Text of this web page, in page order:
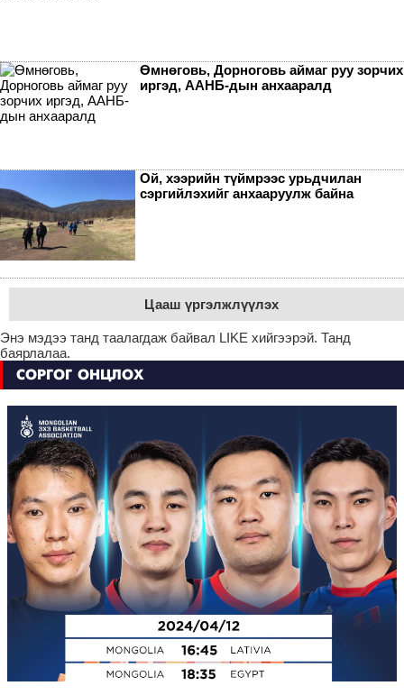
Өмнөговь, Дорноговь аймаг руу зорчих
иргэд, ААНБ-дын анхааралд
Ой, хээрийн түймрээс урьдчилан
сэргийлэхийг анхааруулж байна
Цааш үргэлжлүүлэх
Энэ мэдээ танд таалагдаж байвал LIKE хийгээрэй. Танд
баярлалаа.
СОРГОГ ОНЦЛОХ